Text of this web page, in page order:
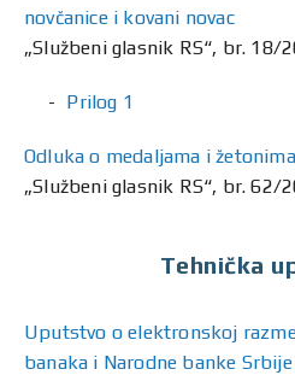
novčanice i kovani novac
„Službeni glasnik RS“, br. 18/
Prilog 1
Odluka o medaljama i
„Službeni glasnik RS“, br. 62/
Tehnička
Uputstvo o elektronskoj
banaka i Narodne banke